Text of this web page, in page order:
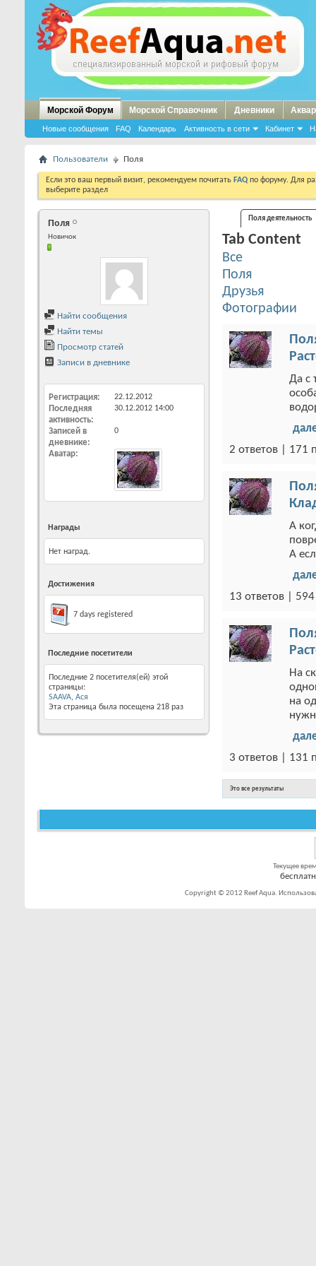
Морской Форум
Новые сообщения FAQ Календарь Активность в сети Кабинет
Морской Справочник Дневники
Пользователи Поля
Если это ваш первый визит, рекомендуем почитать FAQ по форуму. Для
выберите раздел
Поля
Новичок
Найти сообщения
Найти темы
Просмотр статей
Записи в дневнике
Регистрация 22.12.2012
Последняя
активность
30.12.2012 14:00
Записей в
дневнике
0
Аватар
Награды
Нет наград.
Достижения
7 days registered
Последние посетители
Последние 2 посетителя(ей) этой
страницы:
SAAVA, Ася
Эта страница была посещена 218 раз
Поля деятельность
Tab Content
Все
Поля
Друзья
Фотографии
Да с
2 ответов | 171
А
А
13 ответов |
На
на
3 ответов | 131
Это все результаты
Текущее
Copyright © 2012 Reef Aqua.